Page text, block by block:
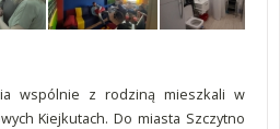
wspólnie z rodziną mieszkali w
Kiejkutach. Do miasta Szczytno